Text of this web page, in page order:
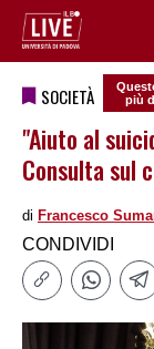
SOCIETÀ
più
"Aiuto al
Consulta sul
di Francesco
CONDIVIDI